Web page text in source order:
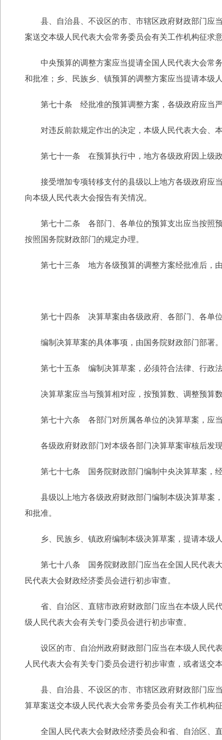
县、自治县、不设区的市、市辖区政府财政部门应当
案送交本级人民代表大会常务委员会有关工作机构征求
中央预算的调整方案应当提请全国人民代表大会常务
和批准；乡、民族乡、镇预算的调整方案应当提请本级
第七十条 经批准的预算调整方案，各级政府应当严
对违反前款规定作出的决定，本级人民代表大会、
第七十一条 在预算执行中，地方各级政府因上级政
接受增加专项转移支付的县级以上地方各级政府应当
向本级人民代表大会报告有关情况。
第七十二条 各部门、各单位的预算支出应当按照预
按照国务院财政部门的规定办理。
第七十三条 地方各级预算的调整方案经批准后，由
第七十四条 决算草案由各级政府、各部门、各单位
编制决算草案的具体事项，由国务院财政部门部署
第七十五条 编制决算草案，必须符合法律、行政法
决算草案应当与预算相对应，按预算数、调整预算数
第七十六条 各部门对所属各单位的决算草案，应当
各级政府财政部门对本级各部门决算草案审核后发
第七十七条 国务院财政部门编制中央决算草案，经
县级以上地方各级政府财政部门编制本级决算草案，
和批准。
乡、民族乡、镇政府编制本级决算草案，提请本级
第七十八条 国务院财政部门应当在全国人民代表大
民代表大会财政经济委员会进行初步审查。
省、自治区、直辖市政府财政部门应当在本级人民代
级人民代表大会有关专门委员会进行初步审查。
设区的市、自治州政府财政部门应当在本级人民代表
人民代表大会有关专门委员会进行初步审查，或者送交
县、自治县、不设区的市、市辖区政府财政部门应当
算草案送交本级人民代表大会常务委员会有关工作机构
全国人民代表大会财政经济委员会和省、自治区、直